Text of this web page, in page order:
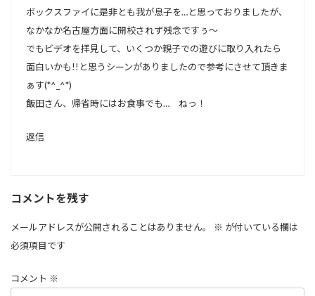
ボックスファイに是非とも我が息子を…と思っておりましたが、
なかなか名古屋方面に開校されず残念ですぅ～
でもビデオを拝見して、いくつか親子での遊びに取り入れたら
面白いかも!!と思うシーンがありましたので参考にさせて頂きま
ぁす(*^_^*)
飯田さん、帰省時にはお食事でも… ねっ！
返信
コメントを残す
メールアドレスが公開されることはありません。 ※ が付いている欄は
必須項目です
コメント ※